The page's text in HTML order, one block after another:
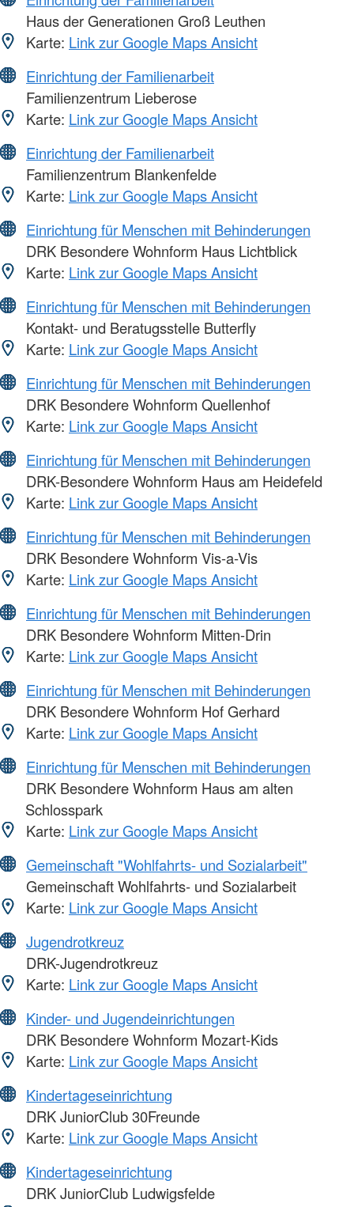
Haus der Generationen Groß Leuthen
Karte: Link zur Google Maps Ansicht
Einrichtung der Familienarbeit
Familienzentrum Lieberose
Karte: Link zur Google Maps Ansicht
Einrichtung der Familienarbeit
Familienzentrum Blankenfelde
Karte: Link zur Google Maps Ansicht
Einrichtung für Menschen mit Behinderungen
DRK Besondere Wohnform Haus Lichtblick
Karte: Link zur Google Maps Ansicht
Einrichtung für Menschen mit Behinderungen
Kontakt- und Beratugsstelle Butterfly
Karte: Link zur Google Maps Ansicht
Einrichtung für Menschen mit Behinderungen
DRK Besondere Wohnform Quellenhof
Karte: Link zur Google Maps Ansicht
Einrichtung für Menschen mit Behinderungen
DRK-Besondere Wohnform Haus am Heidefeld
Karte: Link zur Google Maps Ansicht
Einrichtung für Menschen mit Behinderungen
DRK Besondere Wohnform Vis-a-Vis
Karte: Link zur Google Maps Ansicht
Einrichtung für Menschen mit Behinderungen
DRK Besondere Wohnform Mitten-Drin
Karte: Link zur Google Maps Ansicht
Einrichtung für Menschen mit Behinderungen
DRK Besondere Wohnform Hof Gerhard
Karte: Link zur Google Maps Ansicht
Einrichtung für Menschen mit Behinderungen
DRK Besondere Wohnform Haus am alten
Schlosspark
Karte: Link zur Google Maps Ansicht
Gemeinschaft "Wohlfahrts- und Sozialarbeit"
Gemeinschaft Wohlfahrts- und Sozialarbeit
Karte: Link zur Google Maps Ansicht
Jugendrotkreuz
DRK-Jugendrotkreuz
Karte: Link zur Google Maps Ansicht
Kinder- und Jugendeinrichtungen
DRK Besondere Wohnform Mozart-Kids
Karte: Link zur Google Maps Ansicht
Kindertageseinrichtung
DRK JuniorClub 30Freunde
Karte: Link zur Google Maps Ansicht
Kindertageseinrichtung
DRK JuniorClub Ludwigsfelde